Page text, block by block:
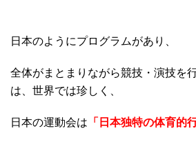
日本のようにプログラムがあり、
全体がまとまりながら競技・演技を
は、世界では珍しく、
日本の運動会は 「日本独特の体育的